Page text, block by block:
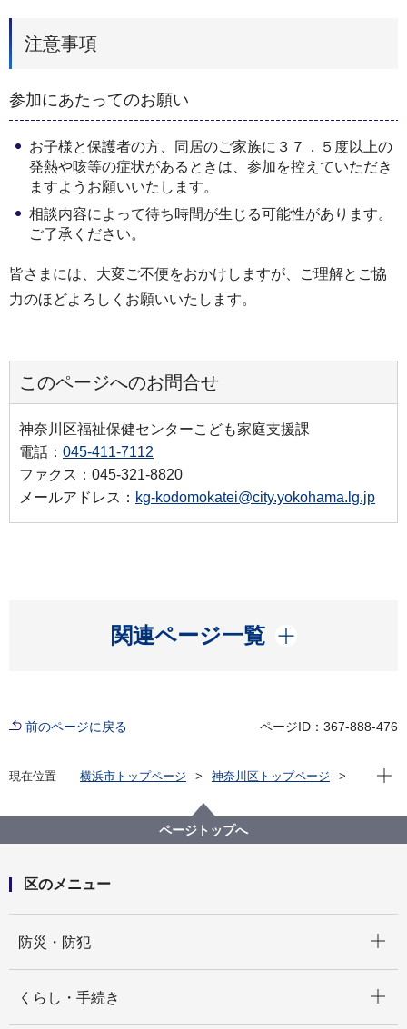
注意事項
参加にあたってのお願い
お子様と保護者の方、同居のご家族に３７．５度以上の
発熱や咳等の症状があるときは、参加を控えていただき
ますようお願いいたします。
相談内容によって待ち時間が生じる可能性があります。
ご了承ください。
皆さまには、大変ご不便をおかけしますが、ご理解とご協
力のほどよろしくお願いいたします。
このページへのお問合せ
神奈川区福祉保健センターこども家庭支援課
電話： 045-411-7112
ファクス：045-321-8820
メールアドレス： kg-kodomokatei@city.yokohama.lg.jp
関連ページ一覧
開く
前のページに戻る ページID：367-888-476
現在位置 横浜市トップページ
神奈川区トップページ
【神奈川区】妊産婦・乳幼児歯科相談
現在
ページトップへ
区のメニュー
防災・防犯
くらし・手続き